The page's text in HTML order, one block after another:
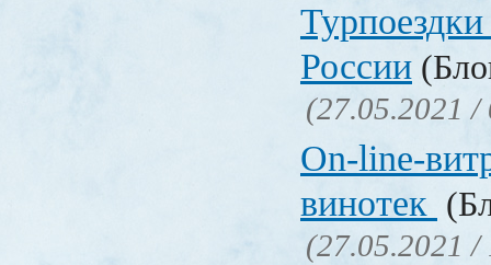
России
(27.05.2021 /
On-line-
винотек
(27.05.2021 /